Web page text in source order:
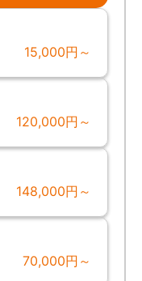
15,000円～
120,000円～
148,000円～
70,000円～